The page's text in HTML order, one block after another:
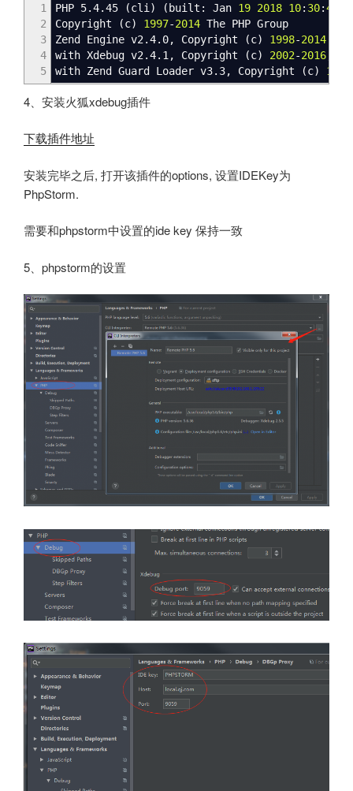
1
2
3
4
5
PHP 5.4.45 (cli ) (built: Jan 19 2018 10: 30:47
Copyright
(c) 1997-2014 The PHP Group
Zend Engine v2.4.0, Copyright
(c) 1998-2014
with Xdebug v2.4.1, Copyright
(c) 2002-2016
with Zend Guard Loader v3.3, Copyright
(c) 1998
4、安装火狐xdebug插件
下载插件地址
安装完毕之后, 打开该插件的options, 设置IDEKey为
PhpStorm.
需要和phpstorm中设置的ide key 保持一致
5、phpstorm的设置